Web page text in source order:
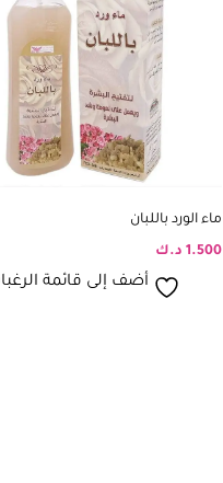
ماء الورد باللبان
1.500 د.ك
أضف إلى قائمة